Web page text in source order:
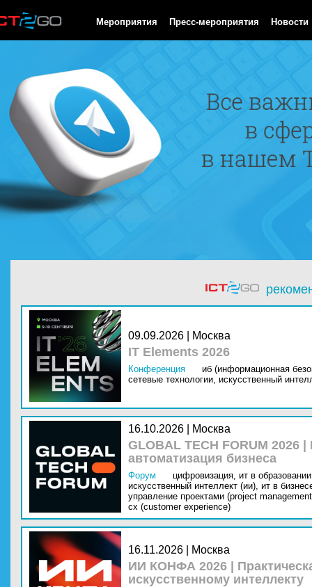
Мероприятия Пресс-мероприятия Новости
09.09.2026 | Москва
IT Elements 2026
Конференция
иб (информационная
сетевые технологии, искусственный
16.10.2026 | Москва
GLOBAL TECH FORUM
автоматизация бизнеса
Форум цифровизация, ит в
искусственный интеллект (ии), ит в
управление проектами (project
cx (customer experience)
16.11.2026 | Москва
ИИ КОНФА 2026 |
искусственному интеллекту